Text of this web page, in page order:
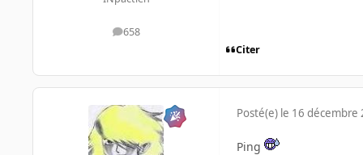
658
messages
Citer
Posté(e) le 16 décembre
Ping